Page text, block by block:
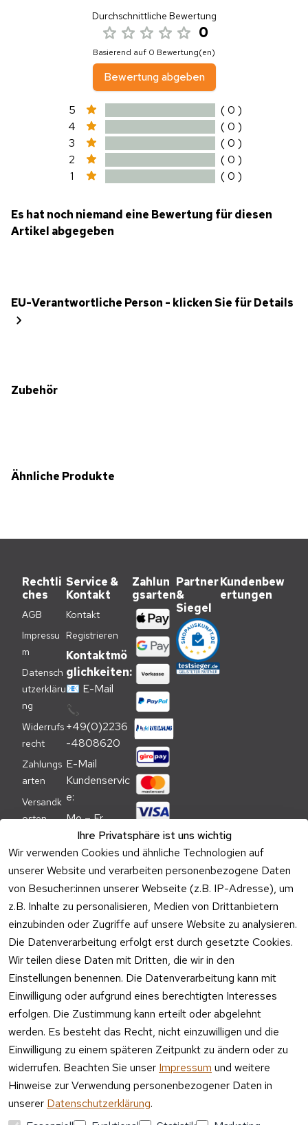
Durchschnittliche Bewertung
0
Basierend auf 0 Bewertung(en)
Bewertung abgeben
5
( 0 )
4
( 0 )
3
( 0 )
2
( 0 )
1
( 0 )
Es hat noch niemand eine Bewertung für diesen
Artikel abgegeben
EU-Verantwortliche Person - klicken Sie für Details
Zubehör
Ähnliche Produkte
Ihre Privatsphäre ist uns wichtig
Wir verwenden Cookies und ähnliche Technologien auf
unserer Website und verarbeiten personenbezogene Daten
von Besucher:innen unserer Webseite (z.B. IP-Adresse), um
z.B. Inhalte zu personalisieren, Medien von Drittanbietern
einzubinden oder Zugriffe auf unsere Website zu analysieren.
Die Datenverarbeitung erfolgt erst durch gesetzte Cookies.
Wir teilen diese Daten mit Dritten, die wir in den
Einstellungen benennen. Die Datenverarbeitung kann mit
Einwilligung oder aufgrund eines berechtigten Interesses
erfolgen. Die Zustimmung kann erteilt oder abgelehnt
werden. Es besteht das Recht, nicht einzuwilligen und die
Einwilligung zu einem späteren Zeitpunkt zu ändern oder zu
widerrufen. Beachten Sie unser Impressum und weitere
Hinweise zur Verwendung personenbezogener Daten in
unserer Datenschutzerklärung.
Rechtli
ches
AGB
Impressu
m
Datensch
utzerkläru
ng
Widerrufs
recht
Zahlungs
arten
Versandk
osten
nweis
Verpacku
ngshinwei
se
Altgeräte
-
Entsorgu
ng
Vertrag
widerrufen
Service &
Kontakt
Kontakt
Registrieren
Kontaktmö
glichkeiten:
📧 E-Mail
📞
+49(0)2236
-4808620
E-Mail
Kundenservic
e:
Mo – Fr
09:00 –
17:00 Uhr
Telefon
Kundenservic
e:
Mo – Fr 11:00
– 15:00 Uhr
Zahlun
gsarten
Versa
ndpa
rtner
Partner
&
Siegel
Kundenbew
ertungen